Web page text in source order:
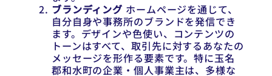
ブランディング ホームページを通じて、
自分自身や事務所のブランドを発信でき
ます。デザインや色使い、コンテンツの
トーンはすべて、取引先に対するあなたの
メッセージを形作る要素です。特に玉名
郡和水町の企業・個人事業主は、多様な